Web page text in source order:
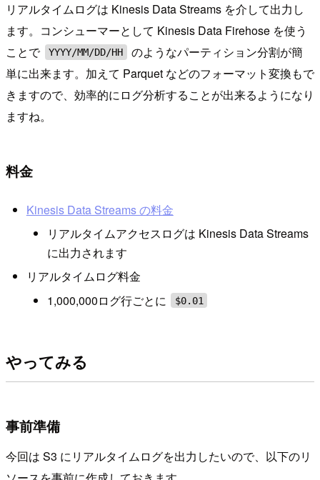
リアルタイムログは Kinesis Data Streams を介して出力し
ます。コンシューマーとして Kinesis Data Firehose を使う
ことで
YYYY/MM/DD/HH
のようなパーティション分割が簡
単に出来ます。加えて Parquet などのフォーマット変換もで
きますので、効率的にログ分析することが出来るようになり
ますね。
料金
Kinesis Data Streams の料金
リアルタイムアクセスログは Kinesis Data Streams
に出力されます
リアルタイムログ料金
1,000,000ログ行ごとに
$0.01
やってみる
事前準備
今回は S3 にリアルタイムログを出力したいので、以下のリ